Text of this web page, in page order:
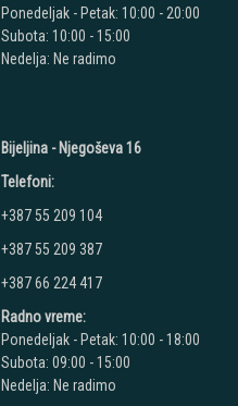
Ponedeljak - Petak: 10:00 - 20:00
Subota: 10:00 - 15:00
Nedelja: Ne radimo
Bijeljina - Njegoševa 16
Telefoni:
+387 55 209 104
+387 55 209 387
+387 66 224 417
Radno vreme:
Ponedeljak - Petak: 10:00 - 18:00
Subota: 09:00 - 15:00
Nedelja: Ne radimo